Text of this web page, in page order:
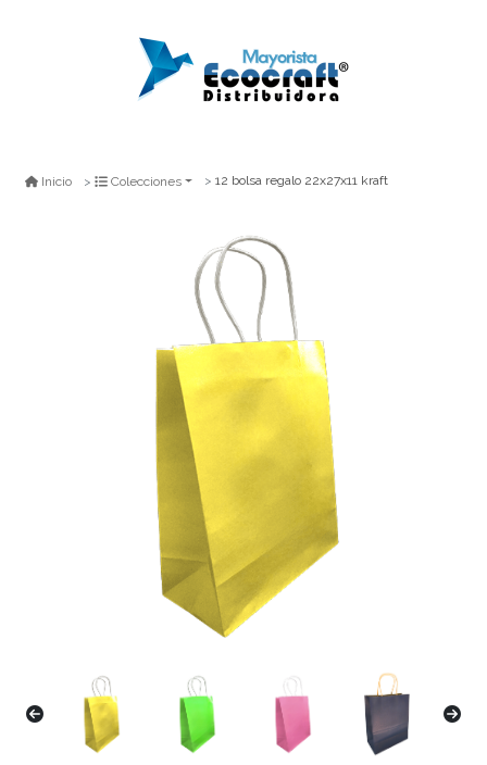
Inicio Colecciones 12 bolsa regalo 22x27x11 kraft